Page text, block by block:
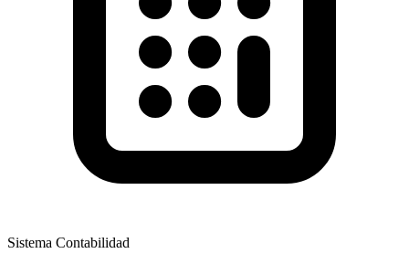
Sistema Contabilidad